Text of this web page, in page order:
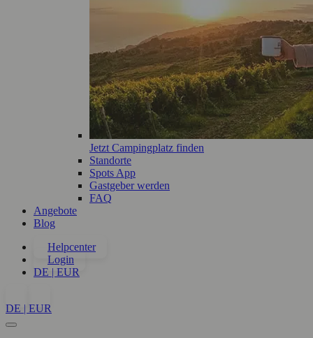
Jetzt Campingplatz finden
Standorte
Spots App
Gastgeber werden
FAQ
Angebote
Blog
Helpcenter
Login
DE | EUR
DE | EUR